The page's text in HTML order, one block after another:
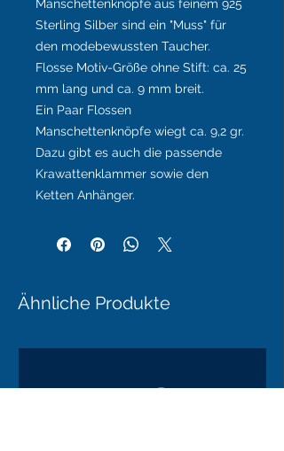
Manschettenknöpfe aus feinem 925
Sterling Silber sind ein "Muss" für
den modebewussten Taucher.
Flosse Motiv-Größe ohne Stift: ca. 25
mm lang und ca. 9 mm breit.
Ein Paar Flossen
Manschettenknöpfe wiegt ca. 9,2 gr.
Dazu gibt es auch die passende
Krawattenklammer sowie den
Ketten Anhänger.
Ähnliche Produkte